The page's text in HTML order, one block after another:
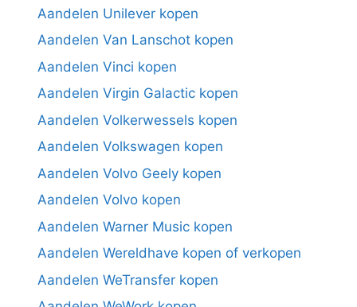
Aandelen Unilever kopen
Aandelen Van Lanschot kopen
Aandelen Vinci kopen
Aandelen Virgin Galactic kopen
Aandelen Volkerwessels kopen
Aandelen Volkswagen kopen
Aandelen Volvo Geely kopen
Aandelen Volvo kopen
Aandelen Warner Music kopen
Aandelen Wereldhave kopen of verkopen
Aandelen WeTransfer kopen